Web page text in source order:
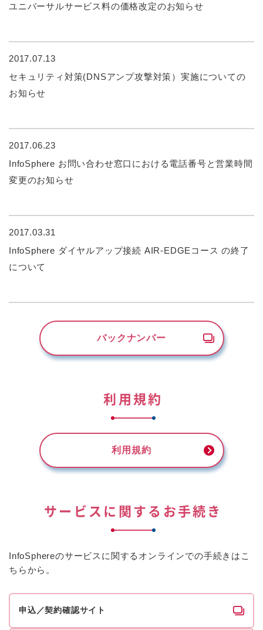
ユニバーサルサービス料の価格改定のお知らせ
2017.07.13
セキュリティ対策(DNSアンプ攻撃対策）実施についての
お知らせ
2017.06.23
InfoSphere お問い合わせ窓口における電話番号と営業時間
変更のお知らせ
2017.03.31
InfoSphere ダイヤルアップ接続 AIR-EDGEコース の終了
について
バックナンバー
利用規約
利用規約
サービスに関するお手続き
InfoSphereのサービスに関するオンラインでの手続きはこ
ちらから。
申込／契約確認サイト